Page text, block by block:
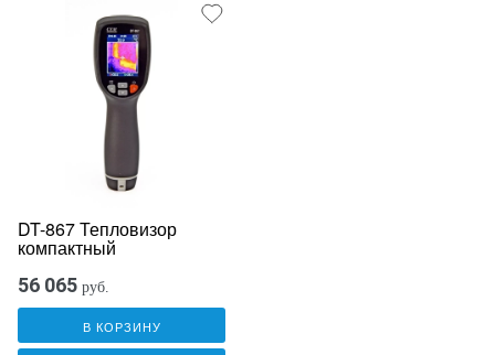
DT-867 Тепловизор
компактный
56 065 руб.
В КОРЗИНУ